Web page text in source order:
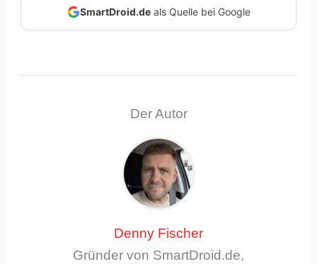
SmartDroid.deals Quelle bei Google
Der Autor
Denny Fischer
Gründer von SmartDroid.de,